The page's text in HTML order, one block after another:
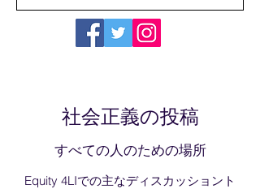
社会正義の投稿
すべての人のための場所
Equity 4LIでの主なディスカッショント